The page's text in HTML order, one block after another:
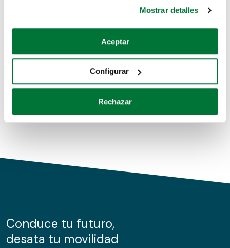
Si lo permite, también quisiéramos:
Recopilar información sobre su ubicación geográfica
Identificar su dispositivo analizándolo activamente
para buscar características específicas (huellas
Obtenga más información sobre cómo se procesan sus
de cookies.
información sobre el uso que haga del sitio web con
nuestros partners de redes sociales, publicidad y análisis
Mostrar detalles
Aceptar
Configurar
Rechazar
Coches de segunda mano
Coches de km0
Conduce tu futuro,
desata tu movilidad